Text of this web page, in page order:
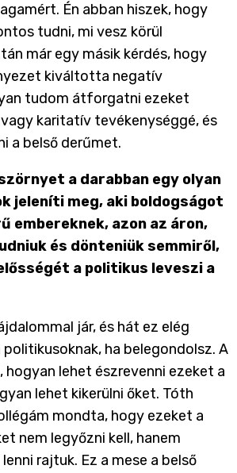
Én abban hiszek, hogy
tudni, mi vesz körül
már egy másik kérdés, hogy
kiváltotta negatív
tudom átforgatni ezeket
karitatív tevékenységgé, és
a belső derűmet.
a darabban egy olyan
jeleníti meg, aki boldogságot
embereknek, azon az áron,
és dönteniük semmiről,
a politikus leveszi a
jár, és hát ez elég
ha belegondolsz. A
hogyan lehet észrevenni ezeket a
lehet kikerülni őket. Tóth
mondta, hogy ezeket a
nem legyőzni kell, hanem
rajtuk. Ez a mese a belső